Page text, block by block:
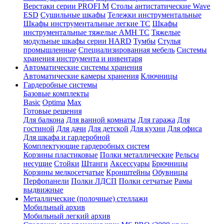
Верстаки серии PROFI M Столы антистатические Wave
ESD Cушильные шкафы Тележки инструментальные
Шкафы инструментальные легкие ТС Шкафы
инструментальные тяжелые AMH TC Тяжелые
модульные шкафы серии HARD Тумбы Стулья
промышленные Cпециализированная мебель Системы
хранения инструмента и инвентаря
Автоматические системы хранения
Автоматические камеры хранения Ключницы
Гардеробные системы
Базовые комплекты
Basic Optima Max
Готовые решения
Для балкона Для ванной комнаты Для гаража Для
гостиной Для дачи Для детской Для кухни Для офиса
Для шкафа и гардеробной
Комплектующие гардеробных систем
Корзины пластиковые Полки металлические Рельсы
несущие Стойки Штанги Аксессуары Брючницы
Корзины мелкосетчатые Кронштейны Обувницы
Перфопанели Полки ЛДСП Полки сетчатые Рамы
выдвижные
Металлические (полочные) стеллажи
Мобильный архив
Мобильный легкий архив